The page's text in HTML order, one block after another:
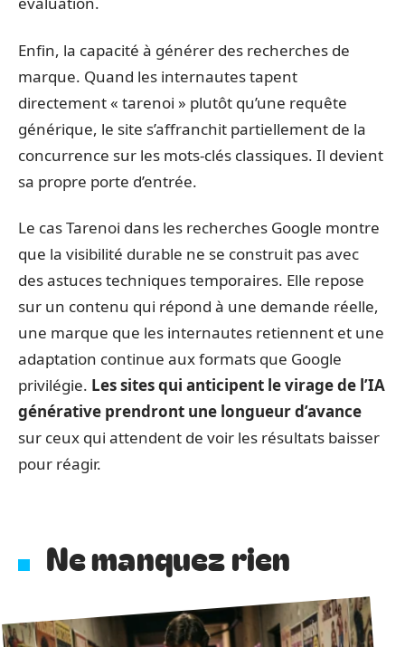
Enfin, la capacité à générer des recherches de
marque. Quand les internautes tapent
directement « tarenoi » plutôt qu’une requête
générique, le site s’affranchit partiellement de la
concurrence sur les mots-clés classiques. Il devient
sa propre porte d’entrée.
Le cas Tarenoi dans les recherches Google montre
que la visibilité durable ne se construit pas avec
des astuces techniques temporaires. Elle repose
sur un contenu qui répond à une demande réelle,
une marque que les internautes retiennent et une
adaptation continue aux formats que Google
privilégie. Les sites qui anticipent le virage de l’IA
générative prendront une longueur d’avance
sur ceux qui attendent de voir les résultats baisser
pour réagir.
Ne manquez rien